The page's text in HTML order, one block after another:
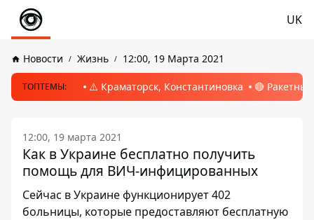
UK
Новости Жизнь 12:00, 19 Марта 2021
ТОПТЕМЫ: ⚠️ Краматорск, Константиновка 🔴
12:00, 19 марта 2021
Как в Украине бесплатно получить
помощь для ВИЧ-инфицированных
Сейчас в Украине функционирует 402
больницы, которые предоставляют бесплатную